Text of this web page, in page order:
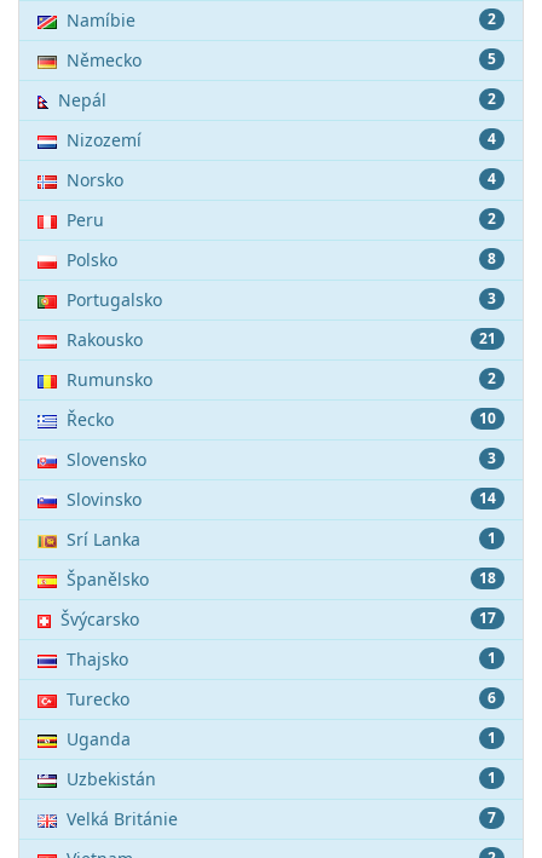
2
Namíbie
5
Německo
2
Nepál
4
Nizozemí
4
Norsko
2
Peru
8
Polsko
3
Portugalsko
21
Rakousko
2
Rumunsko
10
Řecko
3
Slovensko
14
Slovinsko
1
Srí Lanka
18
Španělsko
17
Švýcarsko
1
Thajsko
6
Turecko
1
Uganda
1
Uzbekistán
7
Velká Británie